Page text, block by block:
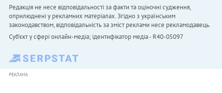
Редакція не несе відповідальності за факти та оціночні судження,
оприлюднені у рекламних матеріалах. Згідно з українським
законодавством, відповідальність за зміст реклами несе рекламодавець.
Cуб'єкт у сфері онлайн-медіа; ідентифікатор медіа - R40-05097
РЕКЛАМА